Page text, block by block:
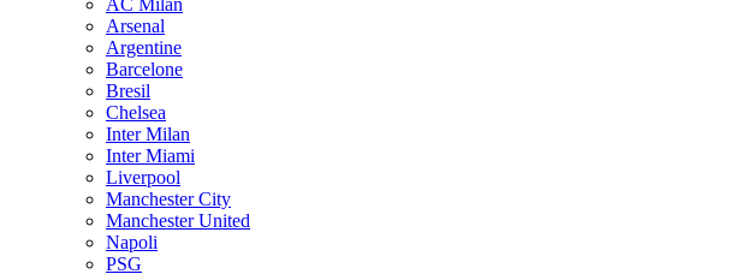
AC Milan
Arsenal
Argentine
Barcelone
Bresil
Chelsea
Inter Milan
Inter Miami
Liverpool
Manchester City
Manchester United
Napoli
PSG